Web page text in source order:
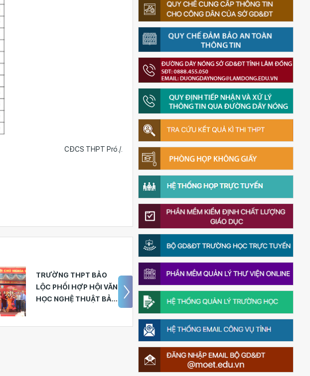
CĐCS THPT Pró./.
CĐCS TRƯỜNG THPT
ĐỨC TRỌNG TỔ CHỨC
GẶP MẶT ĐẦU NĂM -
CĐCS TRƯỜNG THPT
LƯƠNG THẾ VINH TỔ
CHỨC GẶP MẶT ĐẦU